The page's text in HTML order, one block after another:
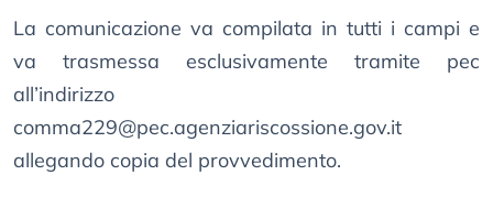
La comunicazione va compilata in tutti i campi e
va trasmessa esclusivamente tramite pec
all’indirizzo
comma229@pec.agenziariscossione.gov.it
allegando copia del provvedimento.